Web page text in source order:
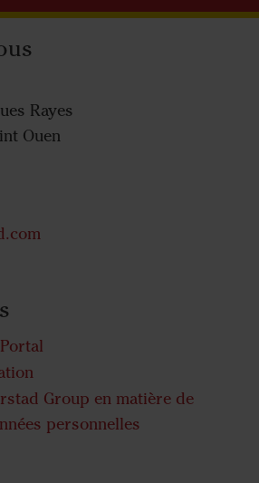
Rayes
Ouen
Group en matière de
personnelles